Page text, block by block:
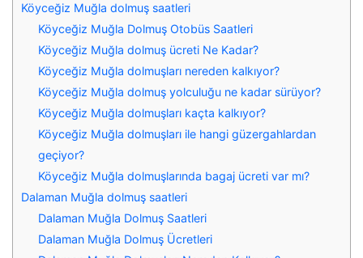
Köyceğiz Muğla dolmuş saatleri
Köyceğiz Muğla Dolmuş Otobüs Saatleri
Köyceğiz Muğla dolmuş ücreti Ne Kadar?
Köyceğiz Muğla dolmuşları nereden kalkıyor?
Köyceğiz Muğla dolmuş yolculuğu ne kadar sürüyor?
Köyceğiz Muğla dolmuşları kaçta kalkıyor?
Köyceğiz Muğla dolmuşları ile hangi güzergahlardan
geçiyor?
Köyceğiz Muğla dolmuşlarında bagaj ücreti var mı?
Dalaman Muğla dolmuş saatleri
Dalaman Muğla Dolmuş Saatleri
Dalaman Muğla Dolmuş Ücretleri